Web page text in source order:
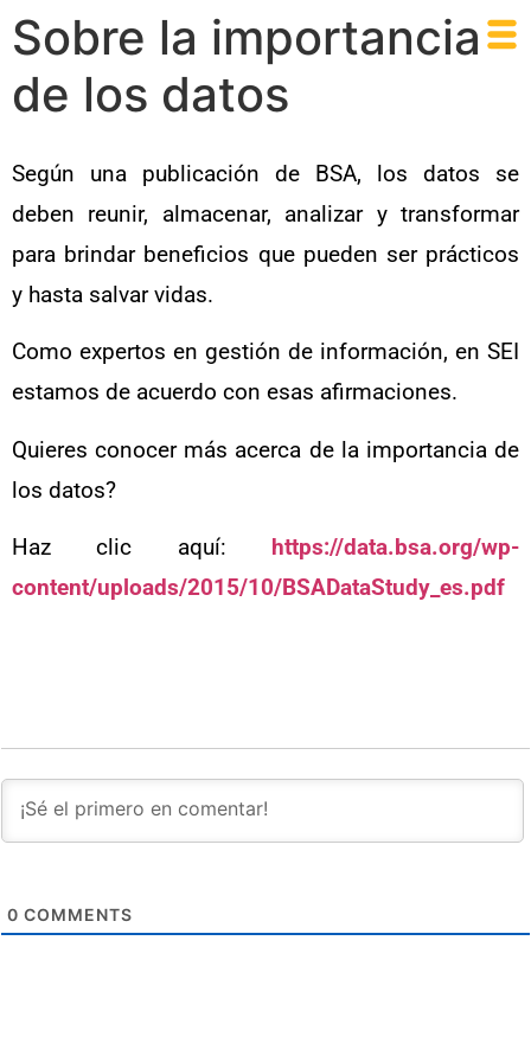
Sobre la importancia
de los datos
Según una publicación de BSA, los datos se
deben reunir, almacenar, analizar y transformar
para brindar beneficios que pueden ser prácticos
y hasta salvar vidas.
Como expertos en gestión de información, en SEI
estamos de acuerdo con esas afirmaciones.
Quieres conocer más acerca de la importancia de
los datos?
Haz clic aquí: https://data.bsa.org/wp-
content/uploads/2015/10/BSADataStudy_es.pdf
0 COMMENTS